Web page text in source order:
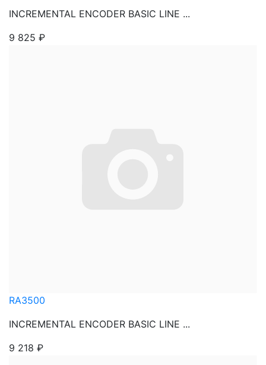
INCREMENTAL ENCODER BASIC LINE ...
9 825 ₽
RA3500
INCREMENTAL ENCODER BASIC LINE ...
9 218 ₽